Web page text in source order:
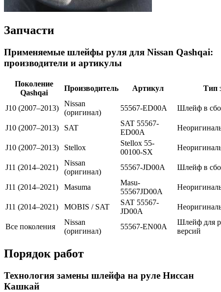
Запчасти
Применяемые шлейфы руля для Nissan Qashqai:
производители и артикулы
Поколение
Qashqai
Производитель Артикул Тип
J10 (2007–2013)
Nissan
(оригинал)
55567-ED00A Шлейф в
J10 (2007–2013) SAT
SAT 55567-
ED00A
J10 (2007–2013) Stellox
Stellox 55-
00100-SX
J11 (2014–2021)
Nissan
(оригинал)
55567-JD00A Шлейф в
J11 (2014–2021) Masuma
Masu-
55567JD00A
J11 (2014–2021) MOBIS / SAT
SAT 55567-
JD00A
Все поколения
Nissan
(оригинал)
55567-EN00A
Шлейф для
версий
Порядок работ
Технология замены шлейфа на руле Ниссан
Кашкай